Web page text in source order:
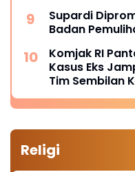
Supardi
Badan
Komjak RI
Kasus Eks
Tim Sembilan
Religi